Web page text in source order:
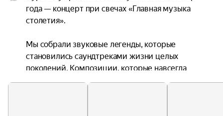
года — концерт при свечах «Главная музыка
столетия».
Мы собрали звуковые легенды, которые
становились саундтреками жизни целых
поколений. Композиции, которые навсегда
изменили ландшафт музыки.